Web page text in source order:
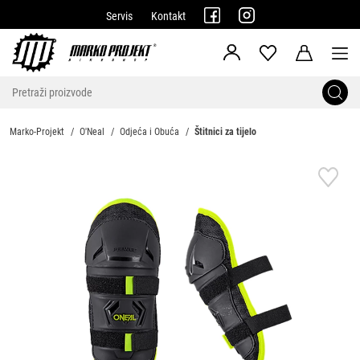
Servis Kontakt
Marko-Projekt O'Neal Odjeća i Obuća Štitnici za tijelo